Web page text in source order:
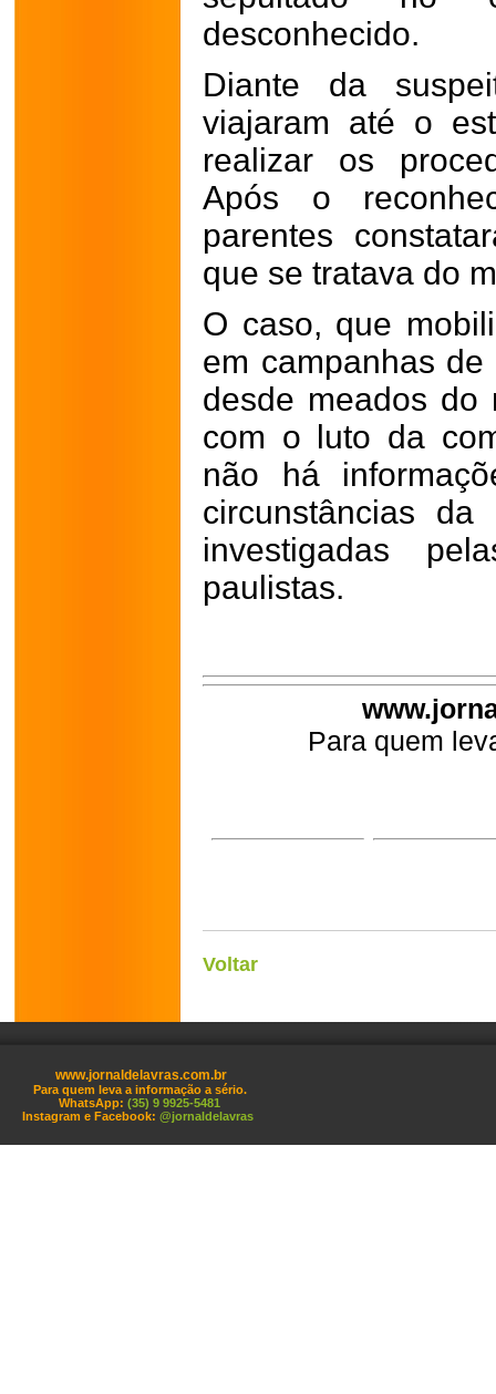
desconhecido.
Diante da
viajaram até o
realizar os
Após o
parentes
que se tratava do
O caso, que
em campanhas
desde meados do
com o luto da
não há
circunstâncias
investigadas
paulistas.
Para quem
Voltar
www.jornaldelavras.com.br
Para quem leva a informação a sério.
WhatsApp: (35) 9 9925-5481
Instagram e Facebook: @jornaldelavras